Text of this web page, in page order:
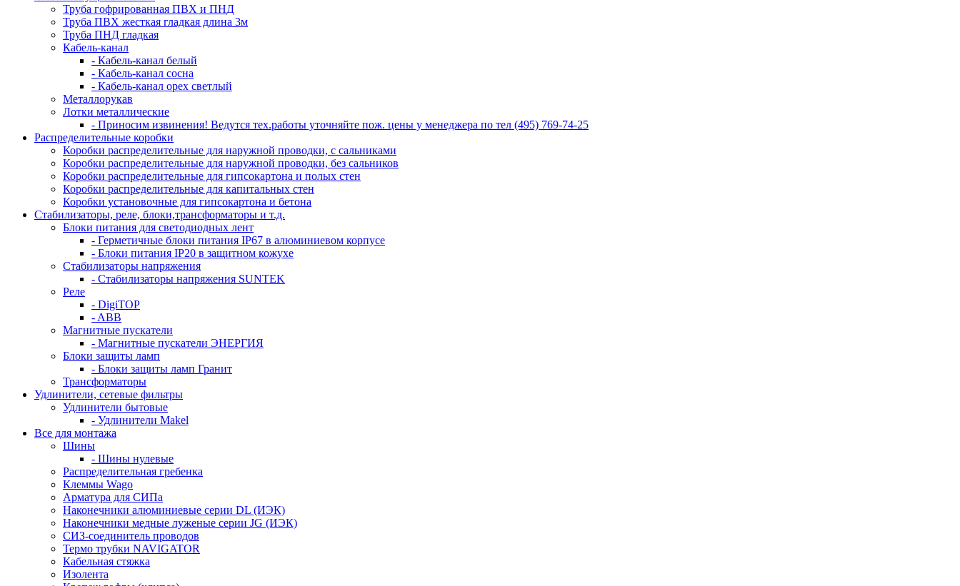
Труба гофрированная ПВХ и ПНД
Труба ПВХ жесткая гладкая длина 3м
Труба ПНД гладкая
Кабель-канал
- Кабель-канал белый
- Кабель-канал сосна
- Кабель-канал орех светлый
Металлорукав
Лотки металлические
- Приносим извинения! Ведутся тех.работы уточняйте пож. цены у менеджера по тел (495) 769-74-25
Распределительные коробки
Коробки распределительные для наружной проводки, с сальниками
Коробки распределительные для наружной проводки, без сальников
Коробки распределительные для гипсокартона и полых стен
Коробки распределительные для капитальных стен
Коробки установочные для гипсокартона и бетона
Стабилизаторы, реле, блоки,трансформаторы и т.д.
Блоки питания для светодиодных лент
- Герметичные блоки питания IP67 в алюминиевом корпусе
- Блоки питания IP20 в защитном кожухе
Стабилизаторы напряжения
- Стабилизаторы напряжения SUNTEK
Реле
- DigiTOP
- ABB
Магнитные пускатели
- Магнитные пускатели ЭНЕРГИЯ
Блоки защиты ламп
- Блоки защиты ламп Гранит
Трансформаторы
Удлинители, сетевые фильтры
Удлинители бытовые
- Удлинители Makel
Все для монтажа
Шины
- Шины нулевые
Распределительная гребенка
Клеммы Wago
Арматура для СИПа
Наконечники алюминиевые серии DL (ИЭК)
Наконечники медные луженые серии JG (ИЭК)
СИЗ-соединитель проводов
Термо трубки NAVIGATOR
Кабельная стяжка
Изолента